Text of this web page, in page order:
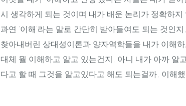
시 생각하게 되는 것이며 내가 배운 논리가 정확하
과연 '이해'라는 말로 간단히 받아들여도 되는 것인
찾아내버린 상대성이론과 양자역학들을 내가 이해
대체 뭘 이해하고 알고 있는건지, 아니 내가 아까 알
다고 할 때 그것을 알고있다고 해도 되는걸까, 이해